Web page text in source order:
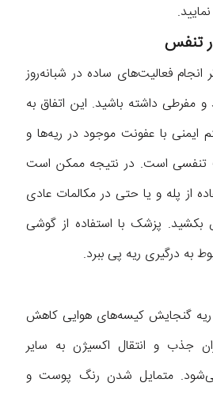
تنفس
فعالیت‌های ساده در شبانه‌روز
داشته باشید. این اتفاق به
ایمنی با عفونت موجود در ریه‌ها و
است. در نتیجه ممکن است
از پله و یا حتی در مکالمات عادی
بکشید. پزشک با استفاده از گوشی
به درگیری ریه پی ببرد.
ریه گنجایش کیسه‌های هوایی کاهش
جذب و انتقال اکسیژن به سایر
متمایل شدن رنگ پوست و